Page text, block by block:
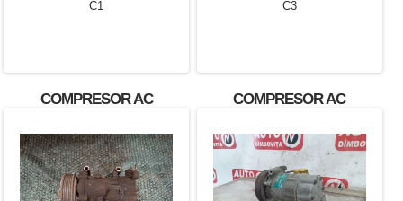
COMPRESOR AC
COMPRESOR AC